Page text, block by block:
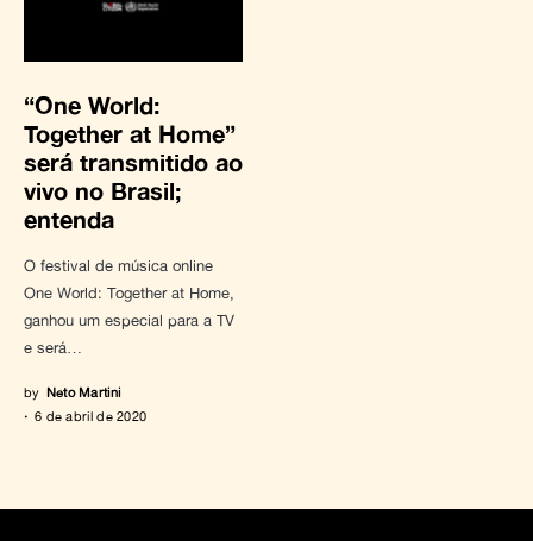
“One World:
Together at Home”
será transmitido ao
vivo no Brasil;
entenda
O festival de música online
One World: Together at Home,
ganhou um especial para a TV
e será…
by Neto Martini
6 de abril de 2020